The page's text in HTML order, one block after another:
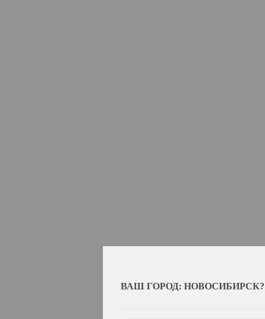
ВАШ ГОРОД: НОВОСИБИРСК?